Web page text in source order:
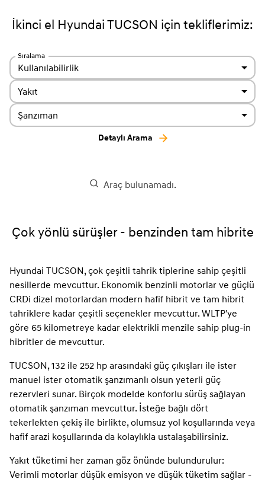
İkinci el Hyundai TUCSON için tekliflerimiz:
Sıralama
Kullanılabilirlik
Yakıt
Şanzıman
Detaylı Arama
Araç bulunamadı.
Çok yönlü sürüşler - benzinden tam hibrite
Hyundai TUCSON, çok çeşitli tahrik tiplerine sahip çeşitli
nesillerde mevcuttur. Ekonomik benzinli motorlar ve güçlü
CRDi dizel motorlardan modern hafif hibrit ve tam hibrit
tahriklere kadar çeşitli seçenekler mevcuttur. WLTP'ye
göre 65 kilometreye kadar elektrikli menzile sahip plug-in
hibritler de mevcuttur.
TUCSON, 132 ile 252 hp arasındaki güç çıkışları ile ister
manuel ister otomatik şanzımanlı olsun yeterli güç
rezervleri sunar. Birçok modelde konforlu sürüş sağlayan
otomatik şanzıman mevcuttur. İsteğe bağlı dört
tekerlekten çekiş ile birlikte, olumsuz yol koşullarında veya
hafif arazi koşullarında da kolaylıkla ustalaşabilirsiniz.
Yakıt tüketimi her zaman göz önünde bulundurulur:
Verimli motorlar düşük emisyon ve düşük tüketim sağlar -